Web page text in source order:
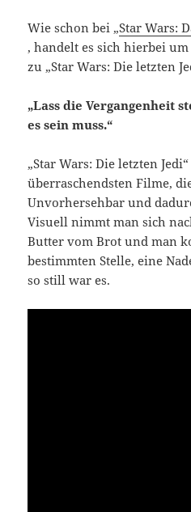
Wie schon bei „Star Wars:
, handelt es sich hierbei
zu „Star Wars: Die letzten
„Lass die Vergangenheit
es sein muss.“
„Star Wars: Die letzten
überraschendsten Filme,
Unvorhersehbar und
Visuell nimmt man sich
Butter vom Brot und man
bestimmten Stelle, eine
so still war es.